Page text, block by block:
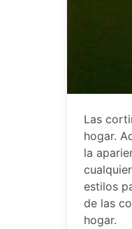
Las
hogar.
la
estilos
de las
hogar.